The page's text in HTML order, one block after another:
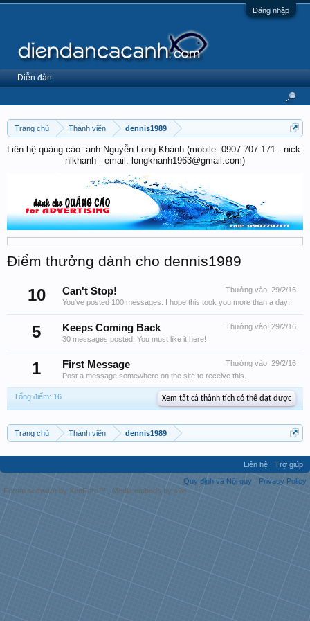
Đăng nhập
Trang chủ Thành viên dennis1989
Liên hệ quảng cáo: anh Nguyễn Long Khánh (mobile: 0907 707 171 - nick:
nlkhanh - email: longkhanh1963@gmail.com)
Điểm thưởng dành cho dennis1989
10 Thưởng vào: 29/2/16
Can't Stop!
You've posted 100 messages. I hope this took you more than a day!
5 Thưởng vào: 29/2/16
Keeps Coming Back
30 messages posted. You must like it here!
1 Thưởng vào: 29/2/16
First Message
Post a message somewhere on the site to receive this.
Tổng điểm: 16 Xem tất cả thành tích có thể đạt được
Trang chủ Thành viên dennis1989
Diễn đàn
Liên hệ
Trợ giúp
Quy định và Nội quy
Privacy Policy
Forum software by XenForo™ | Media embeds by s9e